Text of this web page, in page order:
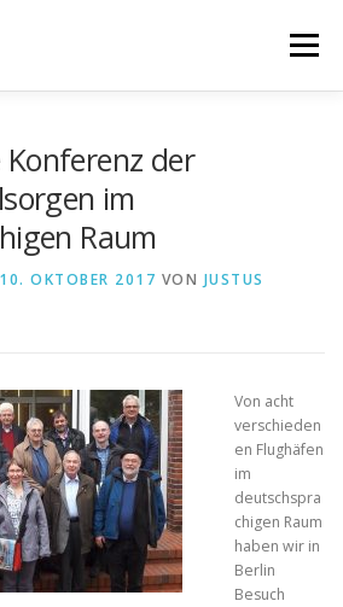
Menü
der
im
Raum
10. OKTOBER 2017 VON JUSTUS
Von acht
verschieden
en Flughäfen
im
deutschspra
chigen Raum
haben wir in
Berlin
Besuch